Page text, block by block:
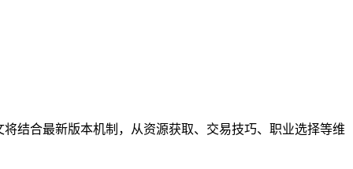
结合最新版本机制，从资源获取、交易技巧、职业选择等维